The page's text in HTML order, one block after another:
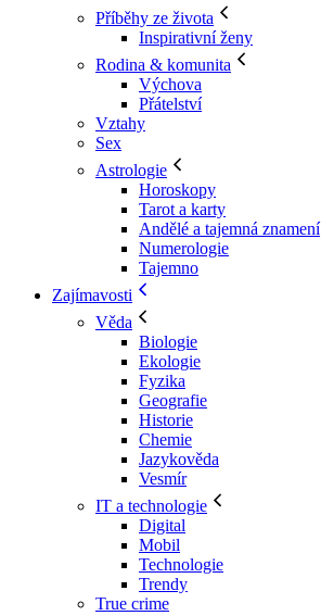
Příběhy ze života
Inspirativní ženy
Rodina & komunita
Výchova
Přátelství
Vztahy
Sex
Astrologie
Horoskopy
Tarot a karty
Andělé a tajemná znamení
Numerologie
Tajemno
Zajímavosti
Věda
Biologie
Ekologie
Fyzika
Geografie
Historie
Chemie
Jazykověda
Vesmír
IT a technologie
Digital
Mobil
Technologie
Trendy
True crime